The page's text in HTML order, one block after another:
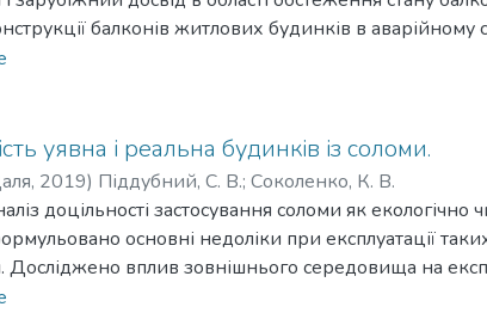
балконів житлових будинків в аварійному
улаштування французьких балконів.
уявна і реальна будинків із соломи.
, 2019) Піддубний, С. В.; Соколенко, К. В.
доцільності застосування соломи як екологічно
основні недоліки при експлуатації
Досліджено вплив зовнішнього середовища на
вологості на розвиток цвілевих і грибкових